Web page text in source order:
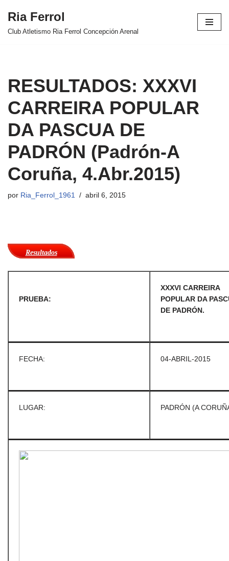
Saltar
Ria Ferrol
Club Atletismo Ria Ferrol Concepción Arenal
RESULTADOS: XXXVI
CARREIRA POPULAR
DA PASCUA DE
PADRÓN (Padrón-A
Coruña, 4.Abr.2015)
por Ria_Ferrol_1961 abril 6, 2015
Resultados
PRUEBA:
XXXVI CARREIRA
POPULAR DA
DE PADRÓN.
FECHA: 04-ABRIL-2015
LUGAR: PADRÓN (A